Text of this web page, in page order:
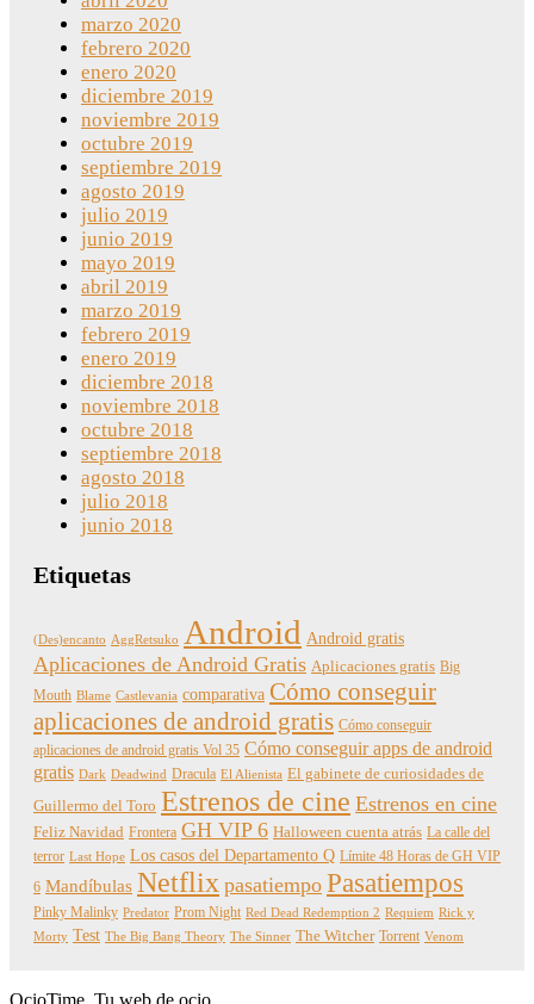
marzo 2020
febrero 2020
enero 2020
diciembre 2019
noviembre 2019
octubre 2019
septiembre 2019
agosto 2019
julio 2019
junio 2019
mayo 2019
abril 2019
marzo 2019
febrero 2019
enero 2019
diciembre 2018
noviembre 2018
octubre 2018
septiembre 2018
agosto 2018
julio 2018
junio 2018
Etiquetas
(Des)encanto AggRetsuko Android Android gratis
Aplicaciones de Android Gratis Aplicaciones gratis Big
Mouth Blame Castlevania comparativa Cómo conseguir
aplicaciones de android gratis Cómo conseguir
aplicaciones de android gratis Vol 35 Cómo conseguir apps de android
gratis Dark Deadwind Dracula El Alienista El gabinete de curiosidades de
Guillermo del Toro Estrenos de cine Estrenos en cine
Feliz Navidad Frontera GH VIP 6 Halloween cuenta atrás La calle del
terror Last Hope Los casos del Departamento Q Límite 48 Horas de GH VIP
6 Mandíbulas Netflix pasatiempo Pasatiempos
Pinky Malinky Predator Prom Night Red Dead Redemption 2 Requiem Rick y
Morty Test The Big Bang Theory The Sinner The Witcher Torrent Venom
OcioTime, Tu web de ocio.